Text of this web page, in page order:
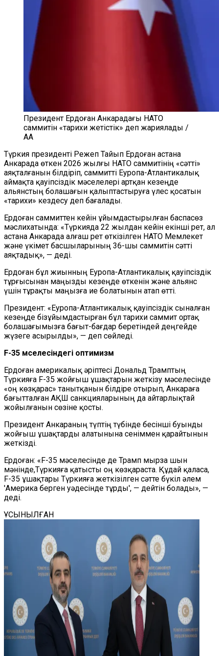
Президент Ердоған Анкарадағы НАТО
саммитін «тарихи жетістік» деп жариялады /
AA
Түркия президенті Режеп Тайып Ердоған астана
Анкарада өткен 2026 жылғы НАТО саммитінің «сәтті»
аяқталғанын білдіріп, саммитті Еуропа-Атлантикалық
аймақта қауіпсіздік мәселелері артқан кезеңде
альянстың болашағын қалыптастыруға үлес қосатын
«тарихи» кездесу деп бағалады.
Ердоған саммиттен кейін ұйымдастырылған баспасөз
мәслихатында: «Түркияда 22 жылдан кейін екінші рет, ал
астана Анкарада алғаш рет өткізілген НАТО Мемлекет
және үкімет басшыларының 36-шы саммитін сәтті
аяқтадық», — деді.
Ердоған бұл жиынның Еуропа-Атлантикалық қауіпсіздік
тұрғысынан маңызды кезеңде өткенін және альянс
үшін тұрақты маңызға ие болатынын атап өтті.
Президент: «Еуропа-Атлантикалық қауіпсіздік сыналған
кезеңде бізұйымдастырған бұл тарихи саммит ортақ
болашағымызға бағыт-бағдар беретіндей деңгейде
жүзеге асырылды», — деп сөйледі.
F-35 мәселесіндегі оптимизм
Ердоған америкалық әріптесі Дональд Трамптың
Түркияға F-35 жойғыш ұшақтарын жеткізу мәселесінде
«оң көзқарас» танытқанын білдіре отырып, Анкараға
бағытталған АҚШ санкцияларының да айтарлықтай
жойылғанын сөзіне қосты.
Президент Анкараның түптің түбінде бесінші буынды
жойғыш ұшақтарды алатынына сеніммен қарайтынын
жеткізді.
Ердоған: «F-35 мәселесінде де Трамп мырза шын
мәнінде,Түркияға қатысты оң көзқараста. Құдай қаласа,
F-35 ұшақтары Түркияға жеткізілген сәтте бүкіл әлем
'Америка берген уәдесінде тұрды', — дейтін болады», —
деді.
ҰСЫНЫЛҒАН